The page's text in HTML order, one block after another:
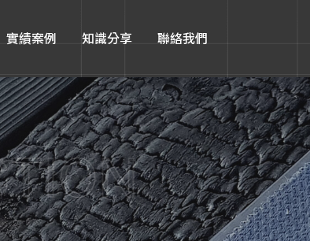
實績案例 知識分享 聯絡我們